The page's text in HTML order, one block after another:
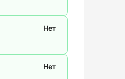
Нет
Нет